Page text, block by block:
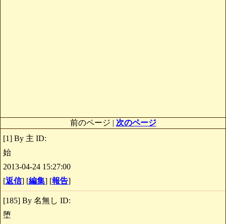
前のページ | 次のページ
[1] By 主 ID:
始
2013-04-24 15:27:00
[返信] [編集] [報告]
[185] By 名無し ID:
堕